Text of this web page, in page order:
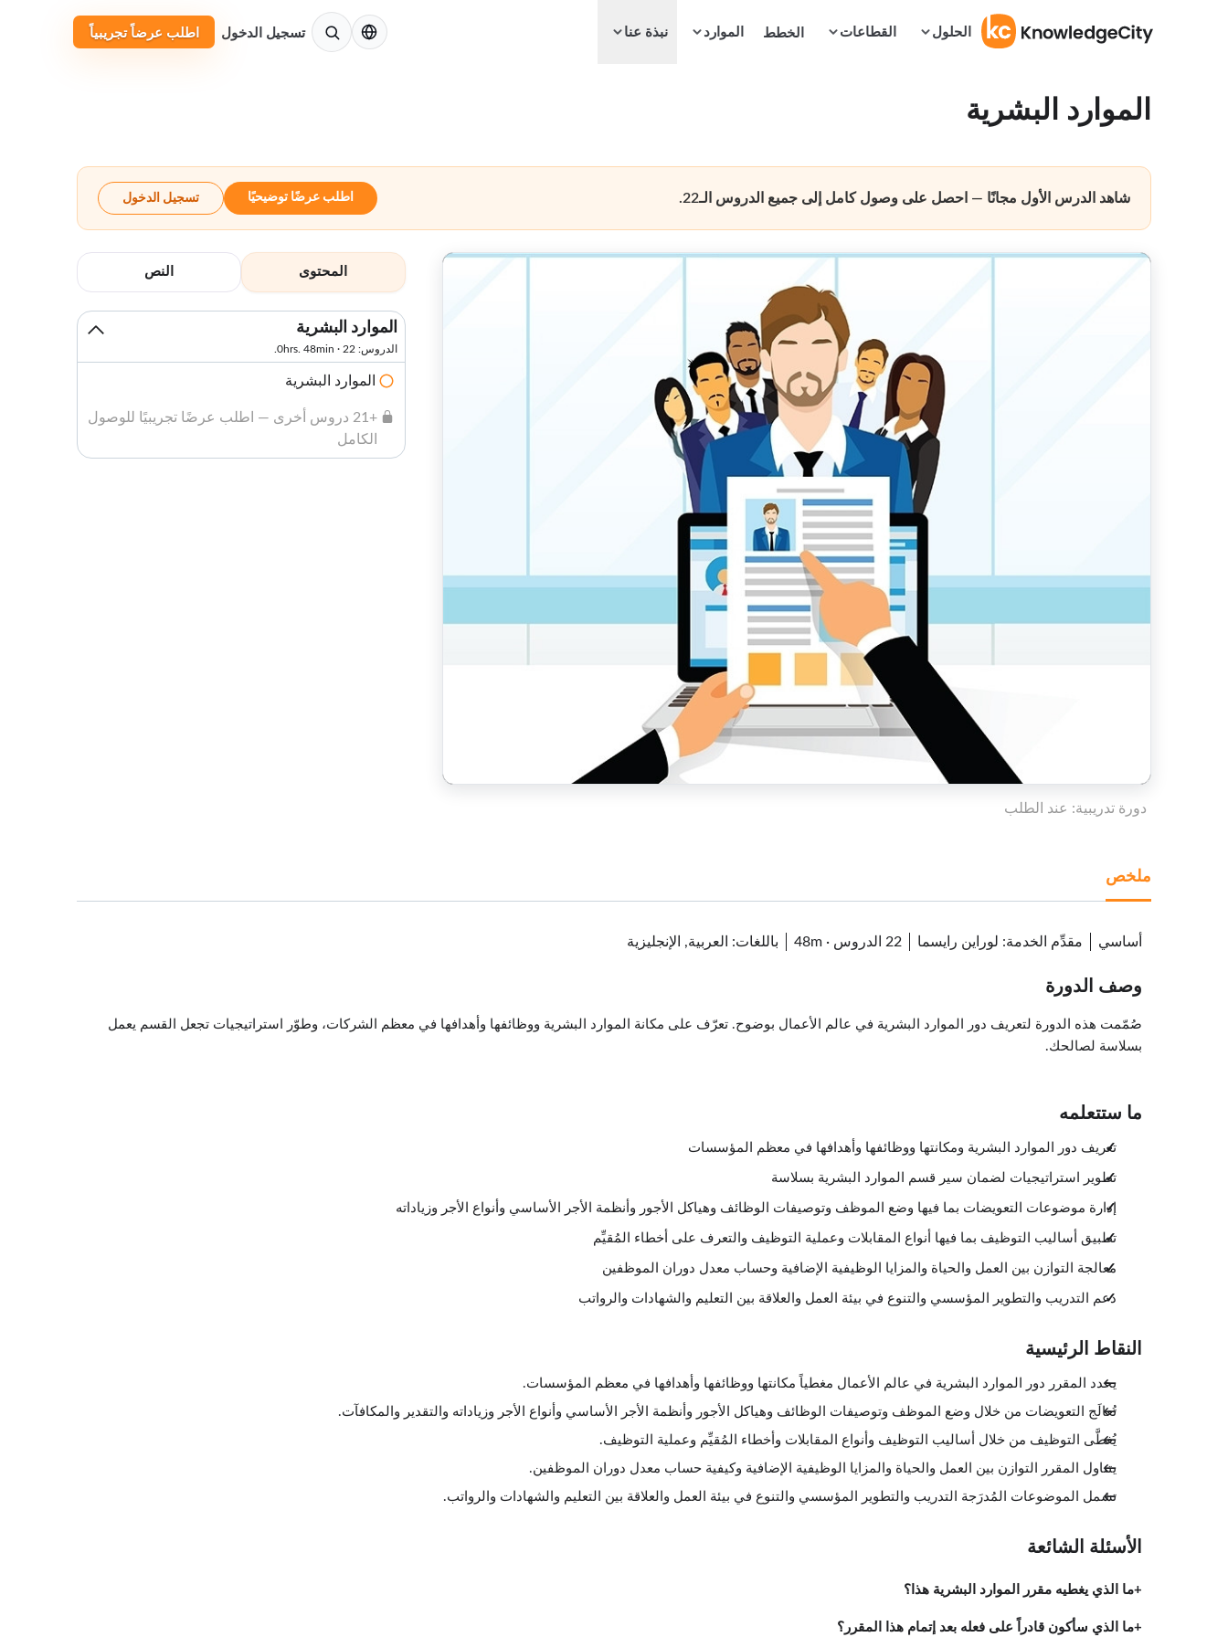
الحلول القطاعات الخطط الموارد نبذة عنا
الإنجليزية
تسجيل الدخول اطلب عرضاً تجريبياً
الموارد البشرية
شاهد الدرس الأول مجانًا — احصل على وصول كامل إلى جميع الدروس الـ22. اطلب عرضًا توضيحيًا تسجيل الدخول
دورة تدريبية: عند الطلب
المحتوى النص
الموارد البشرية
الدروس: 22 · 0hrs. 48min.
الموارد البشرية
+21 دروس أخرى — اطلب عرضًا تجريبيًا للوصول
الكامل
ملخص
أساسي مقدِّم الخدمة: لوراين رايسما 22 الدروس ·
48m باللغات: العربية, الإنجليزية
وصف الدورة
صُمّمت هذه الدورة لتعريف دور الموارد البشرية في عالم الأعمال بوضوح. تعرّف على مكانة الموارد البشرية ووظائفها وأهدافها في معظم الشركات، وطوّر استراتيجيات تجعل القسم يعمل
بسلاسة لصالحك.
ما ستتعلمه
تعريف دور الموارد البشرية ومكانتها ووظائفها وأهدافها في معظم المؤسسات
تطوير استراتيجيات لضمان سير قسم الموارد البشرية بسلاسة
إدارة موضوعات التعويضات بما فيها وضع الموظف وتوصيفات الوظائف وهياكل الأجور وأنظمة الأجر الأساسي وأنواع الأجر وزياداته
تطبيق أساليب التوظيف بما فيها أنواع المقابلات وعملية التوظيف والتعرف على أخطاء المُقيِّم
معالجة التوازن بين العمل والحياة والمزايا الوظيفية الإضافية وحساب معدل دوران الموظفين
دعم التدريب والتطوير المؤسسي والتنوع في بيئة العمل والعلاقة بين التعليم والشهادات والرواتب
النقاط الرئيسية
يحدد المقرر دور الموارد البشرية في عالم الأعمال مغطياً مكانتها ووظائفها وأهدافها في معظم المؤسسات.
تُعالَج التعويضات من خلال وضع الموظف وتوصيفات الوظائف وهياكل الأجور وأنظمة الأجر الأساسي وأنواع الأجر وزياداته والتقدير والمكافآت.
يُغطَّى التوظيف من خلال أساليب التوظيف وأنواع المقابلات وأخطاء المُقيِّم وعملية التوظيف.
يتناول المقرر التوازن بين العمل والحياة والمزايا الوظيفية الإضافية وكيفية حساب معدل دوران الموظفين.
تشمل الموضوعات المُدرَجة التدريب والتطوير المؤسسي والتنوع في بيئة العمل والعلاقة بين التعليم والشهادات والرواتب.
الأسئلة الشائعة
ما الذي يغطيه مقرر الموارد البشرية هذا؟
ما الذي سأكون قادراً على فعله بعد إتمام هذا المقرر؟